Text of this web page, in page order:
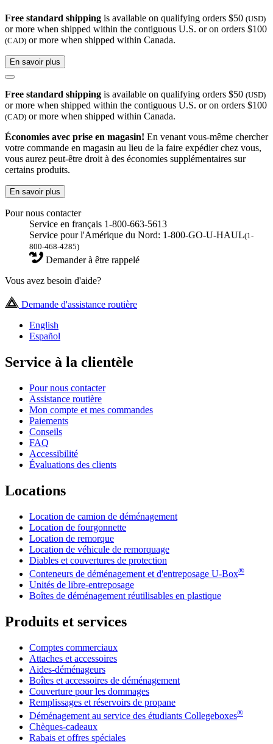
Free standard shipping is available on qualifying orders $50 (USD)
or more when shipped within the contiguous U.S. or on orders $100
(CAD) or more when shipped within Canada.
En savoir plus
Free standard shipping is available on qualifying orders $50 (USD)
or more when shipped within the contiguous U.S. or on orders $100
(CAD) or more when shipped within Canada.
Économies avec prise en magasin! En venant vous-même chercher
votre commande en magasin au lieu de la faire expédier chez vous,
vous aurez peut-être droit à des économies supplémentaires sur
certains produits.
En savoir plus
Pour nous contacter
Service en français 1-800-663-5613
Service pour l'Amérique du Nord: 1-800-GO-U-HAUL(1-
800-468-4285)
Demander à être rappelé
Vous avez besoin d'aide?
Demande d'assistance routière
English
Español
Service à la clientèle
Pour nous contacter
Assistance routière
Mon compte et mes commandes
Paiements
Conseils
FAQ
Accessibilité
Évaluations des clients
Locations
Location de camion de déménagement
Location de fourgonnette
Location de remorque
Location de véhicule de remorquage
Diables et couvertures de protection
Conteneurs de déménagement et d'entreposage U-Box®
Unités de libre-entreposage
Boîtes de déménagement réutilisables en plastique
Produits et services
Comptes commerciaux
Attaches et accessoires
Aides-déménageurs
Boîtes et accessoires de déménagement
Couverture pour les dommages
Remplissages et réservoirs de propane
Déménagement au service des étudiants Collegeboxes®
Chèques-cadeaux
Rabais et offres spéciales